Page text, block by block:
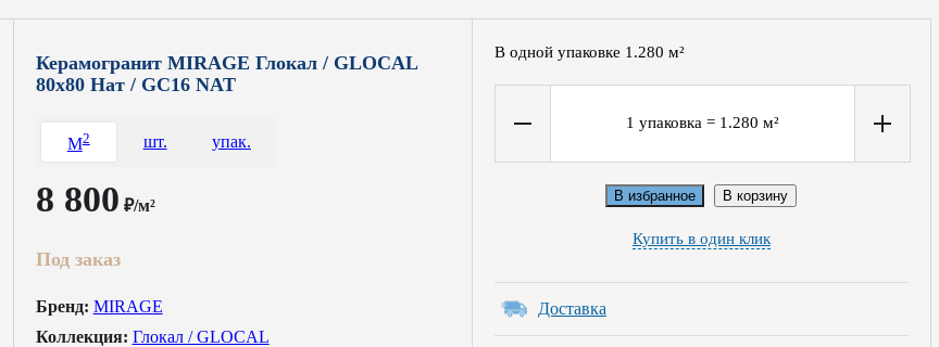
Керамогранит MIRAGE Глокал / GLOCAL
80x80 Нат / GC16 NAT
M2 шт. упак.
8 800 ₽/м²
Под заказ
Бренд: MIRAGE
Коллекция: Глокал / GLOCAL
В одной упаковке 1.280 м²
1 упаковка = 1.280 м²
В избранное В корзину
Купить в один клик
Доставка